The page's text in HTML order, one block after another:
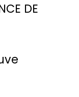
DE